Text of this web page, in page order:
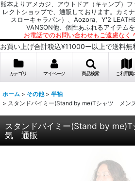
熊本よりアメカジ、アウトドア（キャンプ）
レクトショップで、通販しております。カミ
スローキャラバン）、Aozora、Y'2
VANSON他、個性あふれるアイテムを
お電話でのお問い合わせもご遠慮な
お買い上げ合計税込¥11000ー以上で送料無
カテゴリ マイページ 商品検索 ご利用案
ホーム > その他 > 半袖
> スタンドバイミー(Stand by me)Tシャツ メ
スタンドバイミー(Stand by
気 通販